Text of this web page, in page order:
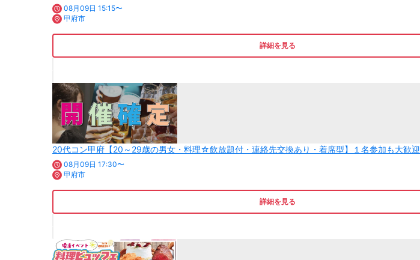
08月09日 15:15〜
甲府市
詳細を見る
20代コン甲府【20～29歳の男女・料理☆飲放題付・連絡先交換あり・着席型】１名参加も大歓迎
08月09日 17:30〜
甲府市
詳細を見る